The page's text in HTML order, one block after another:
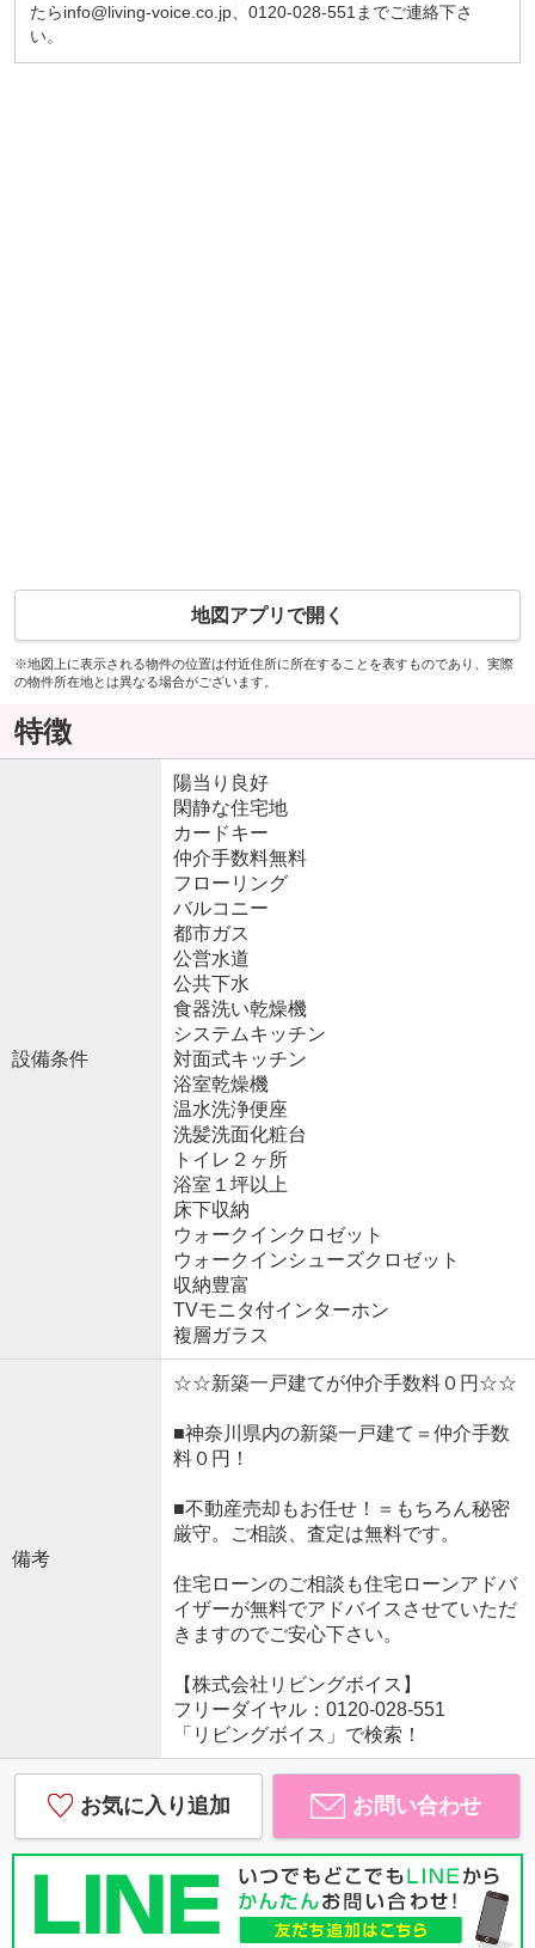
たらinfo@living-voice.co.jp、0120-028-551までご連絡下さ
い。
地図アプリで開く
※地図上に表示される物件の位置は付近住所に所在することを表すものであり、実際
の物件所在地とは異なる場合がございます。
特徴
設備条件
陽当り良好
閑静な住宅地
カードキー
仲介手数料無料
フローリング
バルコニー
都市ガス
公営水道
公共下水
食器洗い乾燥機
システムキッチン
対面式キッチン
浴室乾燥機
温水洗浄便座
洗髪洗面化粧台
トイレ２ヶ所
浴室１坪以上
床下収納
ウォークインクロゼット
ウォークインシューズクロゼット
収納豊富
TVモニタ付インターホン
複層ガラス
備考
☆☆新築一戸建てが仲介手数料０円☆☆
■神奈川県内の新築一戸建て＝仲介手数
料０円！
■不動産売却もお任せ！＝もちろん秘密
厳守。ご相談、査定は無料です。
住宅ローンのご相談も住宅ローンアドバ
イザーが無料でアドバイスさせていただ
きますのでご安心下さい。
【株式会社リビングボイス】
フリーダイヤル：0120-028-551
「リビングボイス」で検索！
お気に入り追加 お問い合わせ